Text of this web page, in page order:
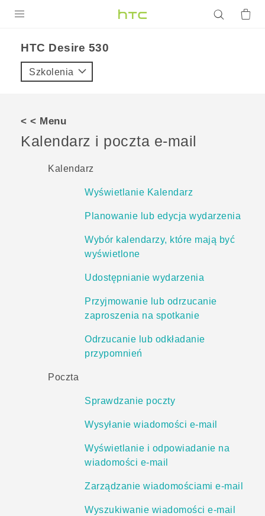
VIVE
POMOC TECHNICZNA
Urządzenia i akcesoria HTC
HTC Desire 530‎
Szkolenia
< < Menu
Kalendarz i poczta e-mail
Kalendarz
Wyświetlanie Kalendarz
Planowanie lub edycja wydarzenia
Wybór kalendarzy, które mają być
wyświetlone
Udostępnianie wydarzenia
Przyjmowanie lub odrzucanie
zaproszenia na spotkanie
Odrzucanie lub odkładanie
przypomnień
Poczta
Sprawdzanie poczty
Wysyłanie wiadomości e-mail
Wyświetlanie i odpowiadanie na
wiadomości e-mail
Zarządzanie wiadomościami e-mail
Wyszukiwanie wiadomości e-mail